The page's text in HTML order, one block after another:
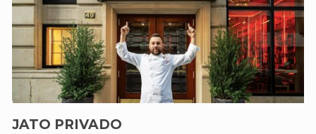
JATO PRIVADO